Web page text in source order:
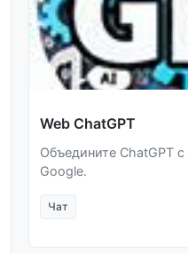
Web ChatGPT
Объедините ChatGPT
Google.
Чат